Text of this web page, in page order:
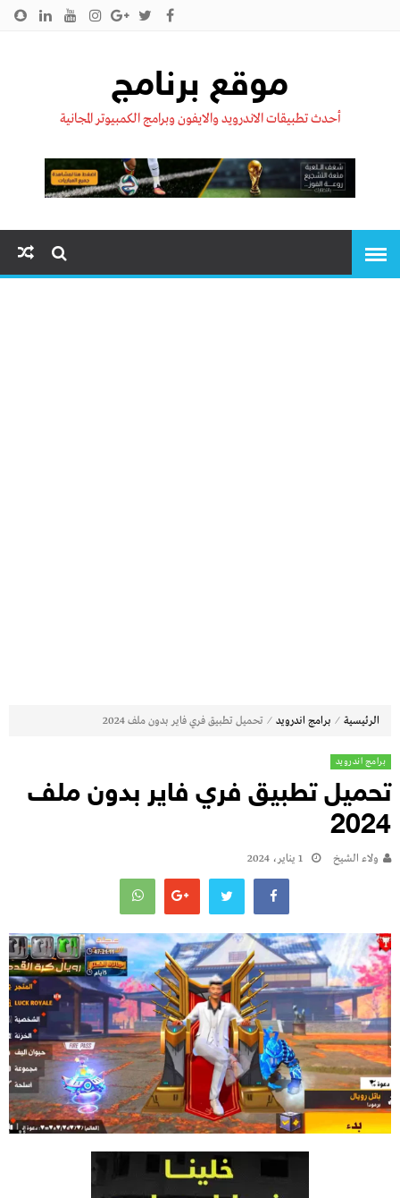
موقع برنامج
أحدث تطبيقات الاندرويد والايفون وبرامج الكمبيوتر المجانية
الرئيسية ⁄ برامج اندرويد ⁄ تحميل تطبيق فري فاير بدون ملف 2024
برامج اندرويد
تحميل تطبيق فري فاير بدون ملف
2024
ولاء الشيخ 1 يناير، 2024